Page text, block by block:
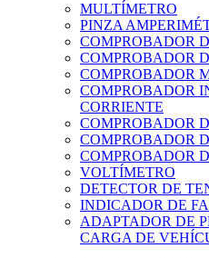
MULTÍMETRO
PINZA
COMPROBADOR
COMPROBADOR
COMPROBADOR
COMPROBADOR
CORRIENTE
COMPROBADOR
COMPROBADOR
COMPROBADOR
VOLTÍMETRO
DETECTOR DE
INDICADOR DE
ADAPTADOR DE
CARGA DE